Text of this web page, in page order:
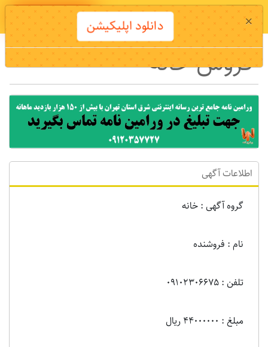
دانلود اپلیکیشن
فروش خانه
اطلاعات آگهی
گروه آگهی : خانه
نام : فروشنده
تلفن : 09102306675
مبلغ : 44000000 ریال
× دانلود اپلیکیشن